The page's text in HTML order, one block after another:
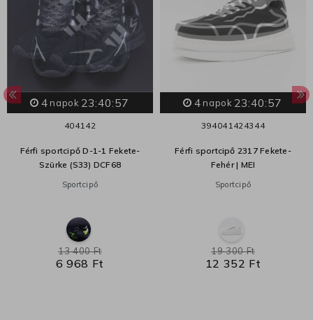
4 napok 23:40:56
4041 42
Férfi sportcipő D-1-1 Fekete-
Szürke (S33) DCF68
Sportcipő
6 968 Ft
13 400 Ft
4 napok 23:40:56
394041 42 43 44
Férfi sportcipő 2317 Fekete-
Fehér | MEI
Sportcipő
12 352 Ft
19 300 Ft